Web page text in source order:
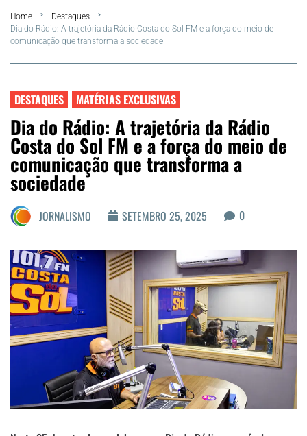
FLA Araru 2026
Araruama
Região dos Lagos
Agenda Cultural
Colunistas
Matérias Exclusivas
Home
Destaques
Dia do Rádio: A trajetória da Rádio Costa do Sol FM e a força do meio de
comunicação que transforma a sociedade
DESTAQUES MATÉRIAS EXCLUSIVAS
Dia do Rádio: A trajetória da Rádio
Costa do Sol FM e a força do meio de
comunicação que transforma a
sociedade
JORNALISMO SETEMBRO 25, 2025 0